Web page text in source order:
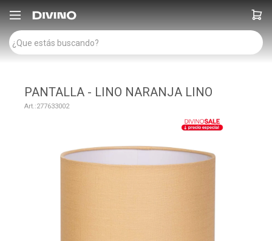

PANTALLA - LINO NARANJA LINO
277633002